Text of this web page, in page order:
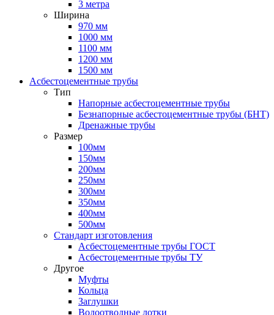
3 метра
Ширина
970 мм
1000 мм
1100 мм
1200 мм
1500 мм
Асбестоцементные трубы
Тип
Напорные асбестоцементные трубы
Безнапорные асбестоцементные трубы (БНТ)
Дренажные трубы
Размер
100мм
150мм
200мм
250мм
300мм
350мм
400мм
500мм
Стандарт изготовления
Асбестоцементные трубы ГОСТ
Асбестоцементные трубы ТУ
Другое
Муфты
Кольца
Заглушки
Водоотводные лотки